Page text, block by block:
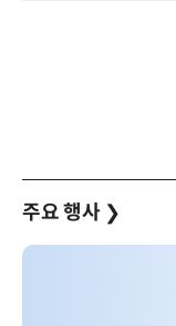
주요 행사 ❯